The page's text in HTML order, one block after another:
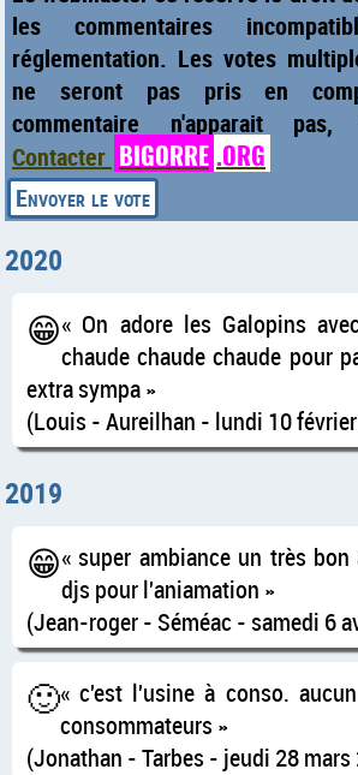
les commentaires
réglementation. Les votes
ne seront pas pris en
commentaire n'apparait
Contacter BIGORRE .ORG
2020
😁
On adore les Galopins
chaude chaude chaude pour
extra sympa
(Louis - Aureilhan - lundi 10
2019
😁
super ambiance un très
djs pour l'aniamation
(Jean-roger - Séméac - samedi 6
🙂 c'est l'usine à conso.
consommateurs
(Jonathan - Tarbes - jeudi 28 mars